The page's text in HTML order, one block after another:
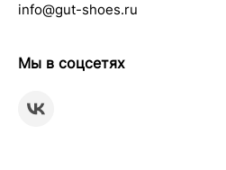
info@gut-shoes.ru
Мы в соцсетях